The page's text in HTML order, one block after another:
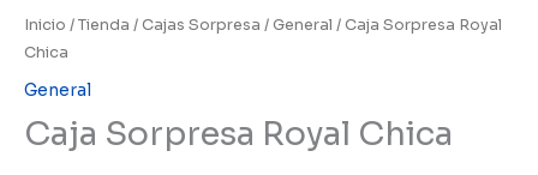
Inicio /Tienda / Cajas Sorpresa /General / Caja Sorpresa Royal
Chica
General
Caja Sorpresa Royal Chica